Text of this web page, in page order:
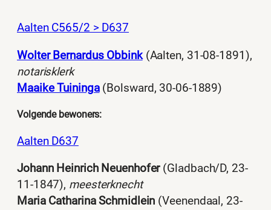
Aalten C565/2 > D637
Wolter Bernardus Obbink(Aalten, 31-08-1891),
notarisklerk
Maaike Tuininga(Bolsward, 30-06-1889)
Volgende bewoners:
Aalten D637
Johann Heinrich Neuenhofer(Gladbach/D, 23-
11-1847), meesterknecht
Maria Catharina Schmidlein (Veenendaal, 23-